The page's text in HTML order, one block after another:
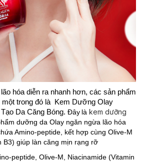
hóa diễn ra nhanh hơn, các sản phẩm
một trong đó là Kem Dưỡng Olay
Da Căng Bóng. Đây là kem dưỡng
dưỡng da Olay ngăn ngừa lão hóa
Amino-peptide, kết hợp cùng Olive-M
B3) giúp làn căng mịn rạng rỡ
peptide, Olive-M, Niacinamide (Vitamin